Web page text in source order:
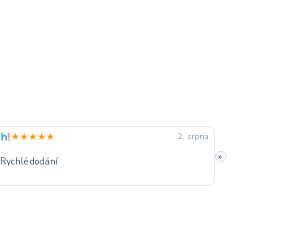
★★★★★ 2. srpna
Rychlé dodání
Rychle
»